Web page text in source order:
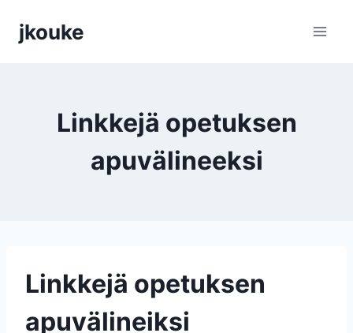
sisältöön
jkouke
Linkkejä opetuksen
apuvälineeksi
Linkkejä opetuksen
apuvälineiksi